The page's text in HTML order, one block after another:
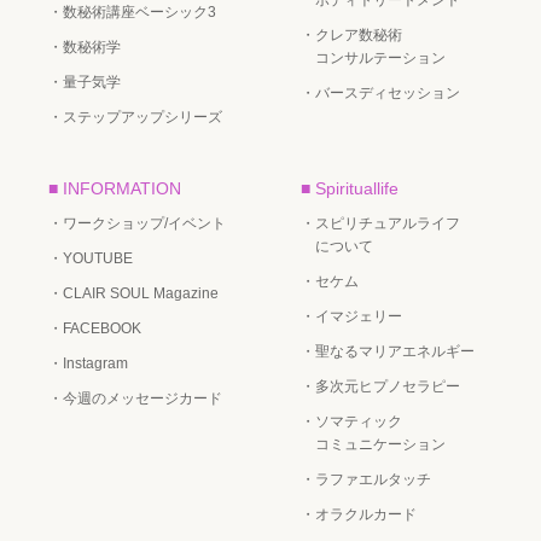
・数秘術講座ベーシック3
・数秘術学
・量子気学
・ステップアップシリーズ
・クレア数秘術
コンサルテーション
・バースディセッション
■ INFORMATION
・ワークショップ/イベント
・YOUTUBE
・CLAIR SOUL Magazine
・FACEBOOK
・Instagram
・今週のメッセージカード
■ Spirituallife
・スピリチュアルライフ
について
・セケム
・イマジェリー
・聖なるマリアエネルギー
・多次元ヒプノセラピー
・ソマティック
コミュニケーション
・ラファエルタッチ
・オラクルカード